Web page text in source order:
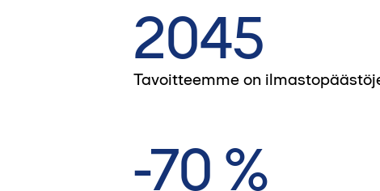
2045
Tavoitteemme on
-70 %